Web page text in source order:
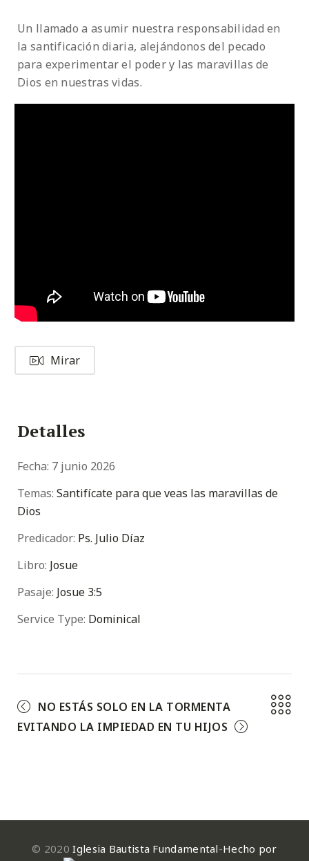
Un llamado a asumir nuestra responsabilidad en
la santificación diaria, alejándonos del pecado
para experimentar el poder y las maravillas de
Dios en nuestras vidas.
Mirar
Detalles
Fecha: 7 junio 2026
Temas: Santifícate para que veas las maravillas de
Dios
Predicador: Ps. Julio Díaz
Libro: Josue
Pasaje: Josue 3:5
Service Type: Dominical
NO ESTÁS SOLO EN LA TORMENTA
EVITANDO LA IMPIEDAD EN TU HIJOS
© 2020Iglesia Bautista Fundamental-Hecho por